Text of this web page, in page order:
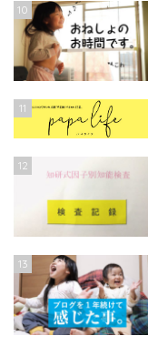
10
11
12
13